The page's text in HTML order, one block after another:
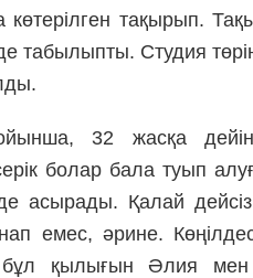
көтерілген тақырып.
табылыпты. Студия
32 жасқа
болар бала туып
асырады. Қалай
емес, әрине.
қылығын Әлия мен